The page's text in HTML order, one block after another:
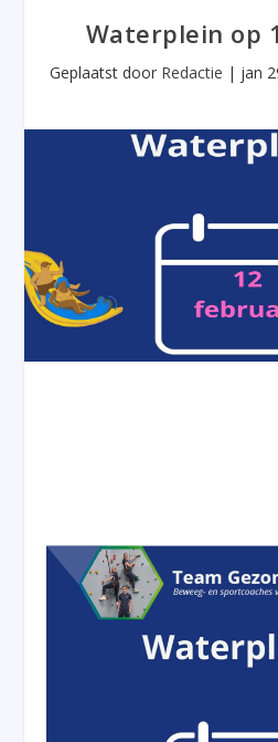
Waterplein op
Geplaatst door Redactie | jan